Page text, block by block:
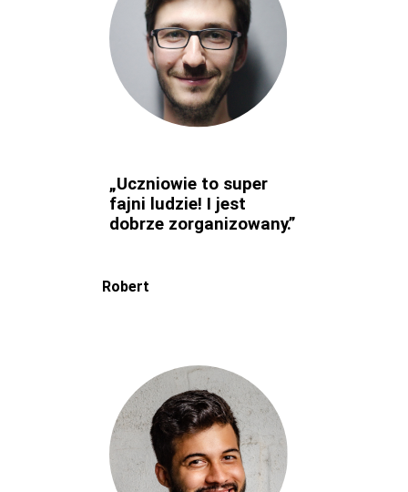
„Uczniowie to super
fajni ludzie! I jest
dobrze zorganizowany.”
Robert